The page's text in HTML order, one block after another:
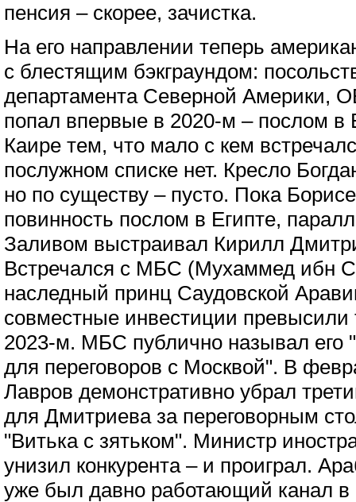
пенсия – скорее, зачистка.
На его направлении теперь
с блестящим бэкграундом:
департамента Северной Америки,
попал впервые в 2020-м – послом в
Каире тем, что мало с кем
послужном списке нет. Кресло
но по существу – пусто. Пока
повинность послом в Египте,
Заливом выстраивал Кирилл
Встречался с МБС (Мухаммед ибн
наследный принц Саудовской
совместные инвестиции
2023-м. МБС публично называл его
для переговоров с Москвой". В
Лавров демонстративно убрал
для Дмитриева за переговорным
"Витька с зятьком". Министр
унизил конкурента – и проиграл.
уже был давно работающий канал в